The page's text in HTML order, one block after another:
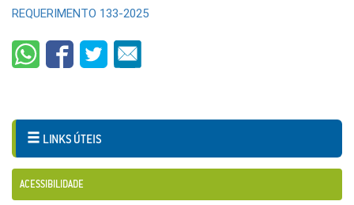
REQUERIMENTO 133-2025
LINKS ÚTEIS
ACESSIBILIDADE